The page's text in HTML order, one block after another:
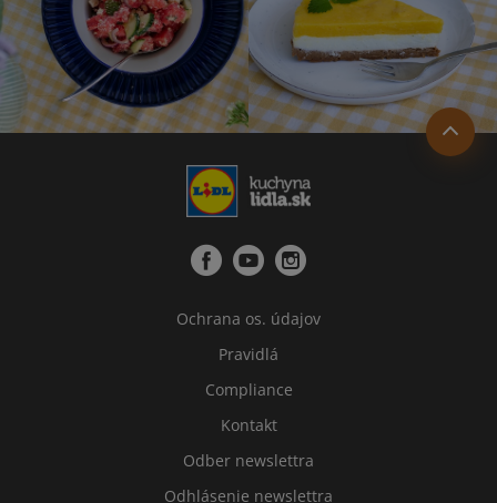
Ochrana os. údajov
Pravidlá
Compliance
Kontakt
Odber newslettra
Odhlásenie newslettra